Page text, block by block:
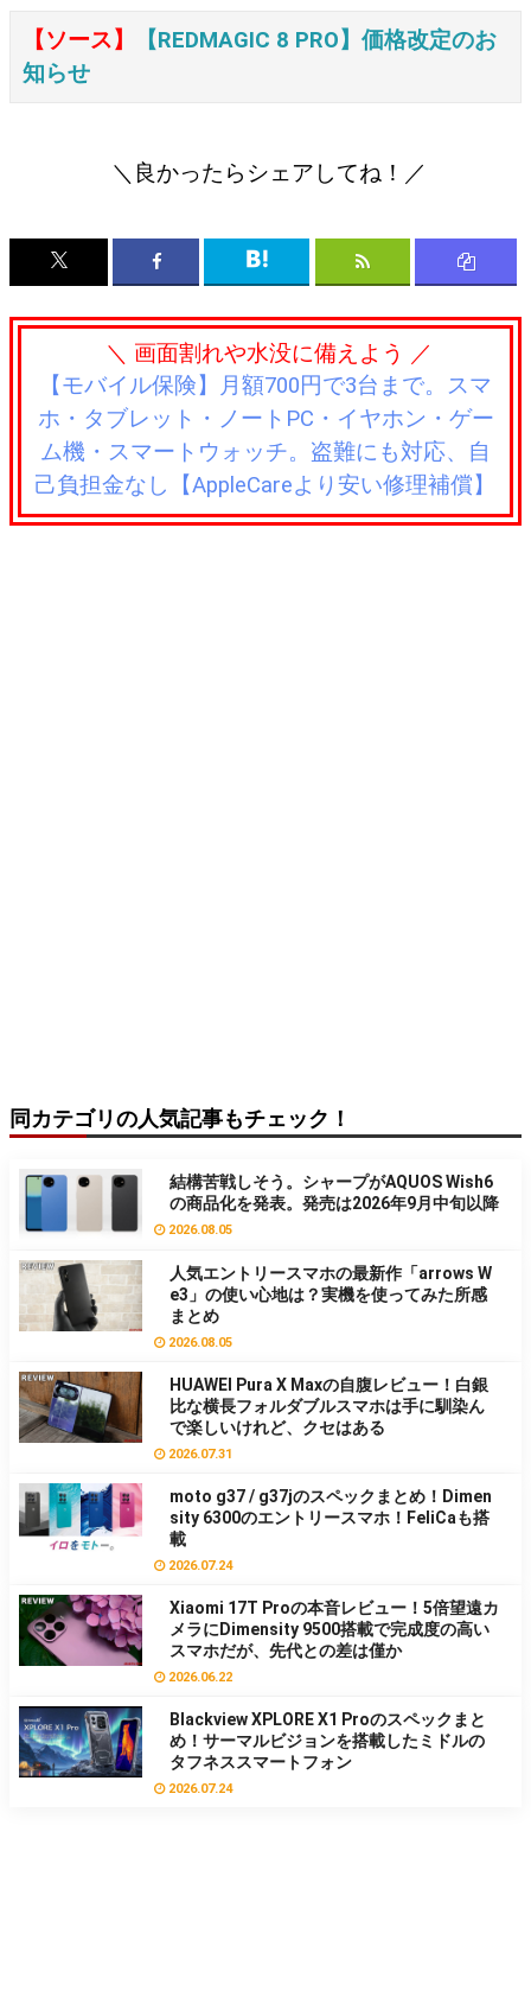
【ソース】
【REDMAGIC 8 PRO】価格改定のお
知らせ
＼良かったらシェアしてね！／
＼ 画面割れや水没に備えよう ／
【モバイル保険】月額700円で3台まで。スマ
ホ・タブレット・ノートPC・イヤホン・ゲー
ム機・スマートウォッチ。盗難にも対応、自
己負担金なし【AppleCareより安い修理補償】
同カテゴリの人気記事もチェック！
結構苦戦しそう。シャープがAQUOS Wish6
の商品化を発表。発売は2026年9月中旬以降
2026.08.05
人気エントリースマホの最新作「arrows W
e3」の使い心地は？実機を使ってみた所感
まとめ
2026.08.05
HUAWEI Pura X Maxの自腹レビュー！白銀
比な横長フォルダブルスマホは手に馴染ん
で楽しいけれど、クセはある
2026.07.31
moto g37 / g37jのスペックまとめ！Dimen
sity 6300のエントリースマホ！FeliCaも搭
載
2026.07.24
Xiaomi 17T Proの本音レビュー！5倍望遠カ
メラにDimensity 9500搭載で完成度の高い
スマホだが、先代との差は僅か
2026.06.22
Blackview XPLORE X1 Proのスペックまと
め！サーマルビジョンを搭載したミドルの
タフネススマートフォン
2026.07.24